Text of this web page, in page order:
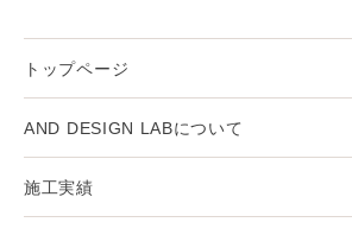
トップページ
AND DESIGN LABについて
施工実績